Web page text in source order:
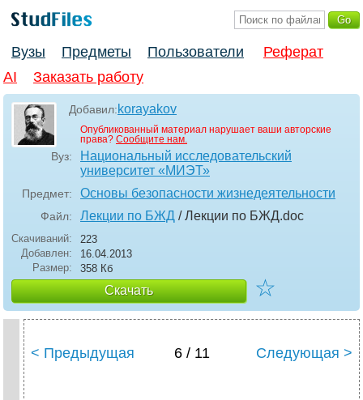
Вузы Предметы Пользователи
Реферат
AI
Заказать работу
Добавил:korayakov
Опубликованный материал нарушает ваши авторские
права? Сообщите нам.
Вуз:
Национальный исследовательский
университет «МИЭТ»
Предмет: Основы безопасности жизнедеятельности
Файл: Лекции по БЖД / Лекции по БЖД.doc
Скачиваний:
223
Добавлен:
16.04.2013
Размер:
358 Кб
Скачать ☆
< Предыдущая 6 / 11 Следующая >